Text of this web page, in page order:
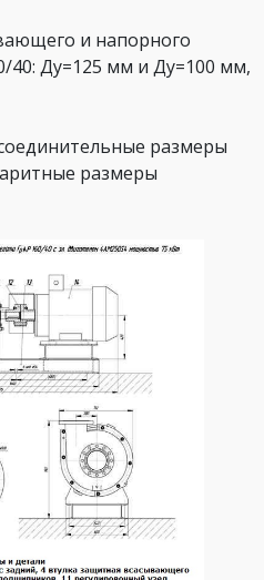
и напорного
40: Ду=125 мм и Ду=100 мм,
размеры
размеры